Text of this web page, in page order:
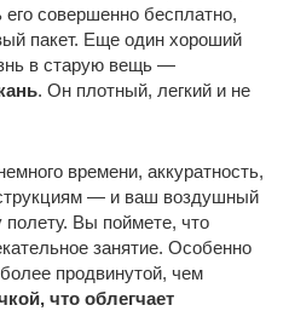
совершенно бесплатно,
пакет. Еще один хороший
в старую вещь —
. Он плотный, легкий и не
времени, аккуратность,
— и ваш воздушный
полету. Вы поймете, что
занятие. Особенно
продвинутой, чем
что облегчает